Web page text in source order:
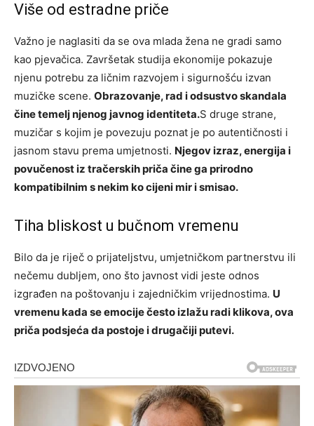
Više od estradne priče
Važno je naglasiti da se ova mlada žena ne gradi samo
kao pjevačica. Završetak studija ekonomije pokazuje
njenu potrebu za ličnim razvojem i sigurnošću izvan
muzičke scene. Obrazovanje, rad i odsustvo skandala
čine temelj njenog javnog identiteta.S druge strane,
muzičar s kojim je povezuju poznat je po autentičnosti i
jasnom stavu prema umjetnosti. Njegov izraz, energija i
povučenost iz tračerskih priča čine ga prirodno
kompatibilnim s nekim ko cijeni mir i smisao.
Tiha bliskost u bučnom vremenu
Bilo da je riječ o prijateljstvu, umjetničkom partnerstvu ili
nečemu dubljem, ono što javnost vidi jeste odnos
izgrađen na poštovanju i zajedničkim vrijednostima. U
vremenu kada se emocije često izlažu radi klikova, ova
priča podsjeća da postoje i drugačiji putevi.